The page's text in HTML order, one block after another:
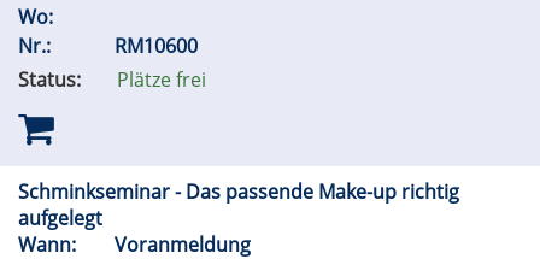
Wo:
Nr.:
RM10600
Status:
Plätze frei
Schminkseminar - Das passende Make-up richtig
aufgelegt
Wann:
Voranmeldung